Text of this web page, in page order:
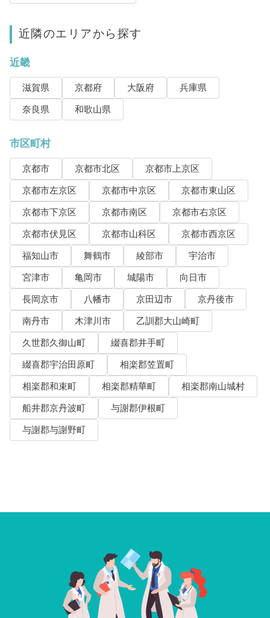
近隣のエリアから探す
近畿
滋賀県 京都府 大阪府
兵庫県
奈良県
和歌山県
市区町村
京都市 京都市北区
京都市上京区
京都市左京区
京都市中京区
京都市東山区
京都市下京区
京都市南区
京都市右京区
京都市伏見区
京都市山科区
京都市西京区
福知山市
舞鶴市 綾部市
宇治市
宮津市
亀岡市 城陽市
向日市
長岡京市
八幡市 京田辺市
京丹後市
南丹市
木津川市
乙訓郡大山崎町
久世郡久御山町
綴喜郡井手町
綴喜郡宇治田原町
相楽郡笠置町
相楽郡和束町
相楽郡精華町
相楽郡南山城村
船井郡京丹波町
与謝郡伊根町
与謝郡与謝野町